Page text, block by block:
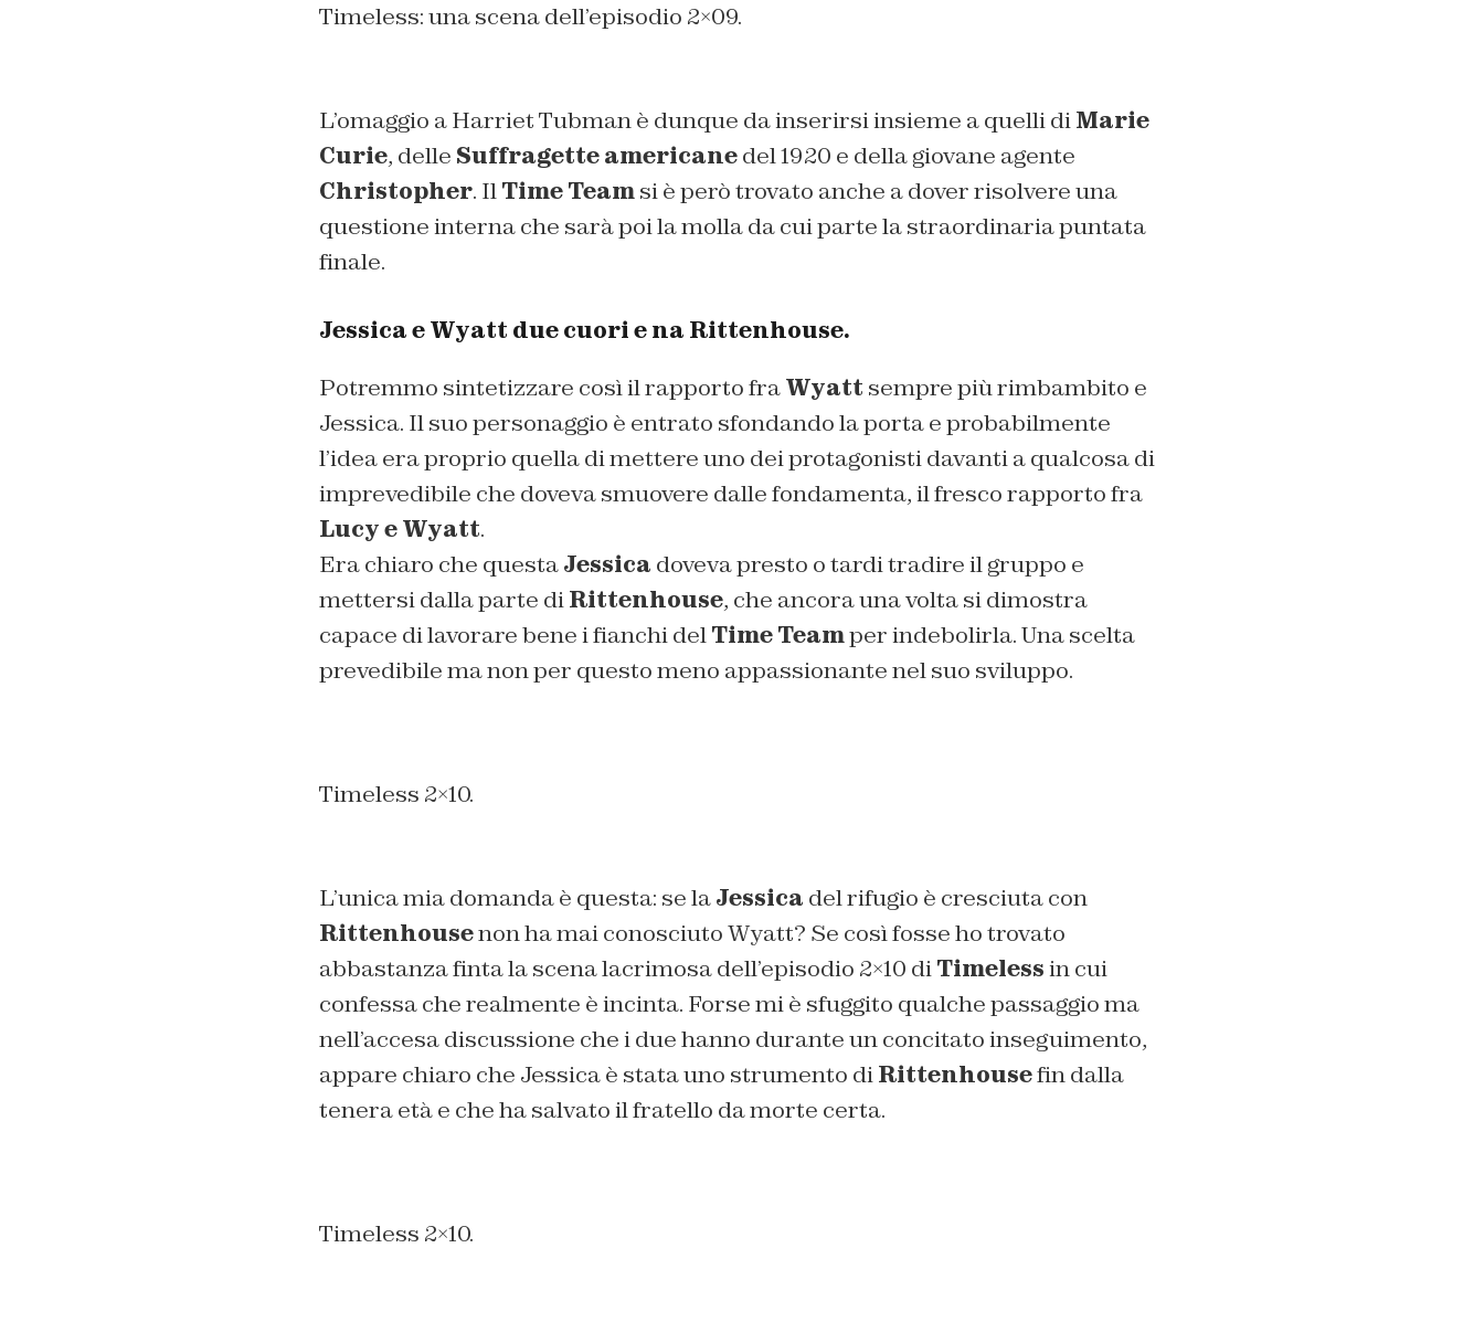
Timeless: una scena dell’episodio 2×09.
L’omaggio a Harriet Tubman è dunque da inserirsi insieme a quelli diMarie
Curie, delle Suffragette americanedel 1920 e della giovane agente
Christopher. IlTime Teamsi è però trovato anche a dover risolvere una
questione interna che sarà poi la molla da cui parte la straordinaria puntata
finale.
Jessica e Wyatt due cuori e na Rittenhouse.
Potremmo sintetizzare così il rapporto fraWyatt sempre più rimbambito e
Jessica. Il suo personaggio è entrato sfondando la porta e probabilmente
l’idea era proprio quella di mettere uno dei protagonisti davanti a qualcosa di
imprevedibile che doveva smuovere dalle fondamenta, il fresco rapporto fra
Lucy e Wyatt.
Era chiaro che questaJessica doveva presto o tardi tradire il gruppo e
mettersi dalla parte diRittenhouse, che ancora una volta si dimostra
capace di lavorare bene i fianchi delTime Teamper indebolirla. Una scelta
prevedibile ma non per questo meno appassionante nel suo sviluppo.
Timeless 2×10.
L’unica mia domanda è questa: se laJessica del rifugio è cresciuta con
Rittenhousenon ha mai conosciuto Wyatt? Se così fosse ho trovato
abbastanza finta la scena lacrimosa dell’episodio 2×10 diTimelessin cui
confessa che realmente è incinta. Forse mi è sfuggito qualche passaggio ma
nell’accesa discussione che i due hanno durante un concitato inseguimento,
appare chiaro che Jessica è stata uno strumento diRittenhousefin dalla
tenera età e che ha salvato il fratello da morte certa.
Timeless 2×10.